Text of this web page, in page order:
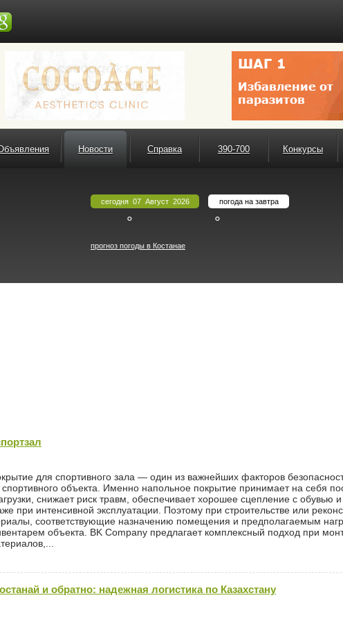
Новости Справка 390-700 Конкурсы
сегодня 07 Август 2026
°
погода на завтра
°
прогноз погоды в Костанае
для спортивного зала — один из важнейших факторов
спортивного объекта. Именно напольное покрытие принимает на себя
снижает риск травм, обеспечивает хорошее сцепление с обувью
при интенсивной эксплуатации. Поэтому при строительстве или
соответствующие назначению помещения и предполагаемым
объекта. BK Company предлагает комплексный подход при
и обратно: надежная логистика по Казахстану